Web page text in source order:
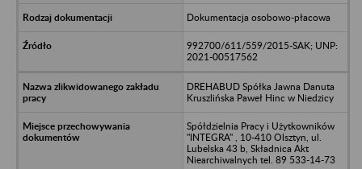
Dokumentacja osobowo-płacowa
992700/611/559/2015-SAK; UNP:
2021-00517562
DREHABUD Spółka Jawna Danuta
Kruszlińska Paweł Hinc w Niedzicy
Spółdzielnia Pracy i Użytkowników
"INTEGRA" , 10-410 Olsztyn, ul.
Lubelska 43 b, Składnica Akt
Niearchiwalnych tel. 89 533-14-73